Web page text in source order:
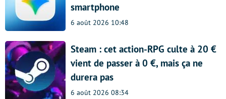
smartphone
6 août 2026 10:48
Steam : cet action-RPG culte à 20 €
vient de passer à 0 €, mais ça ne
durera pas
6 août 2026 08:34